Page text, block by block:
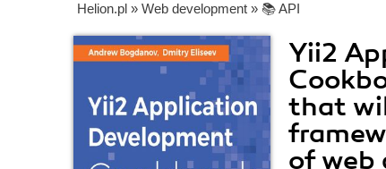
Helion.pl » Web development » 📚 API
Yii2
that
of web